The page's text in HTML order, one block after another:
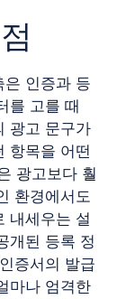
인증과 등
를 고를 때
광고 문구가
항목을 어떤
광고보다 훨
환경에서도
내세우는 설
개된 등록 정
증서의 발급
마나 엄격한